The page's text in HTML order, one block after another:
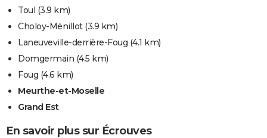
Toul (3.9 km)
Choloy-Ménillot(3.9 km)
Laneuveville-derrière-Foug (4.1 km)
Domgermain (4.5 km)
Foug (4.6 km)
Meurthe-et-Moselle
Grand Est
En savoir plus sur Écrouves